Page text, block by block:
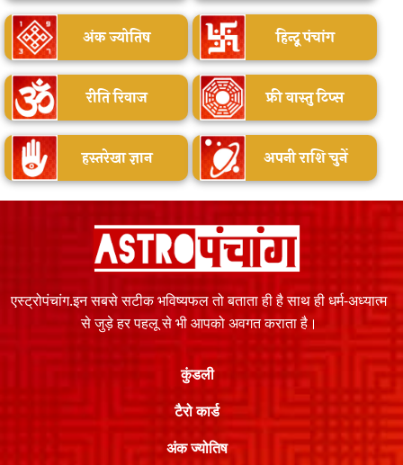
अंक ज्योतिष हिन्दू पंचांग
रीति रिवाज फ्री वास्तु टिप्स
हस्तरेखा ज्ञान अपनी राशि चुनें
एस्ट्रोपंचांग.इन सबसे सटीक भविष्यफल तो बताता ही है साथ ही धर्म-अध्यात्म
से जुड़े हर पहलू से भी आपको अवगत कराता है।
कुंडली
टैरो कार्ड
अंक ज्योतिष